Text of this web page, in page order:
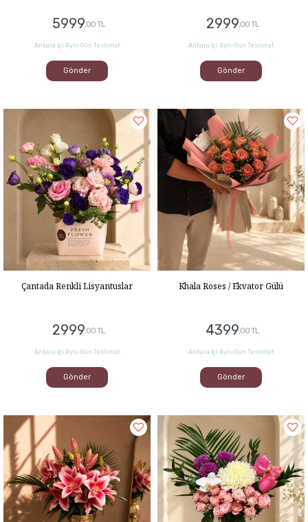
5999,00 TL
Ankara İçi Aynı Gün Teslimat
Gönder
2999,00 TL
Ankara İçi Aynı Gün Teslimat
Gönder
Çantada Renkli Lisyantuslar
2999,00 TL
Ankara İçi Aynı Gün Teslimat
Gönder
Khala Roses / Ekvator Gülü
4399,00 TL
Ankara İçi Aynı Gün Teslimat
Gönder